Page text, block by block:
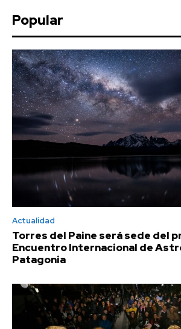
Popular
Actualidad
Torres del Paine será sede del
Encuentro Internacional de
Patagonia